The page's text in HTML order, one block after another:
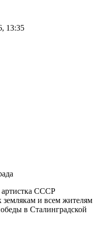
13:35
артистка СССР
землякам и всем жителям
в Сталинградской